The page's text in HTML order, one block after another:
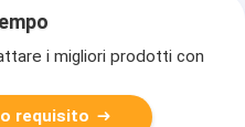
i migliori prodotti con
requisito